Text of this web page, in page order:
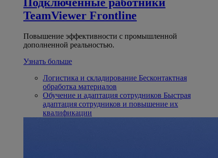
Подключенные работники
TeamViewer Frontline
Повышение эффективности с промышленной
дополненной реальностью.
Узнать больше
Логистика и складирование Бесконтактная
обработка материалов
Обучение и адаптация сотрудников Быстрая
адаптация сотрудников и повышение их
квалификации